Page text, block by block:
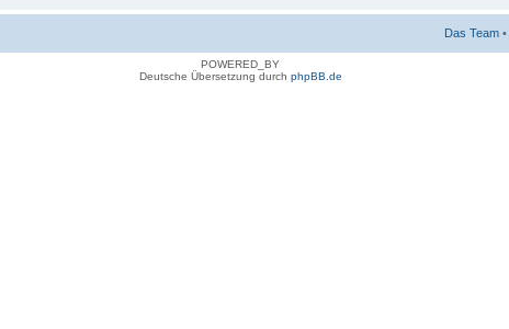
Das Team •
POWERED_BY
Deutsche Übersetzung durch phpBB.de